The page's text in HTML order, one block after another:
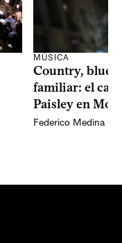
MÚSICA
Country,
familiar: el
Paisley en
Federico Medina